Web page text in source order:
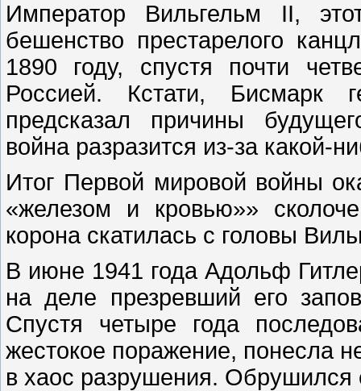
Император Вильгельм II,
бешенство престарелого
1890 году, спустя почти
Россией. Кстати, Бисмарк
предсказал причины
война разразится из-за какой-
Итог Первой мировой войны
«железом и кровью»»
корона скатилась с головы
В июне 1941 года Адольф
на деле презревший его
Спустя четыре года
жестокое поражение, понесла
в хаос разрушения. Обрушился